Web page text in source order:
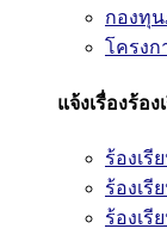
กองทุ
โครงก
แจ้งเรื่องร้อ
ร้องเรี
ร้องเรี
ร้องเรี